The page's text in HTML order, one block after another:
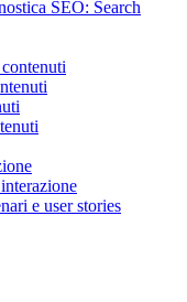
SEO: Search
e user stories